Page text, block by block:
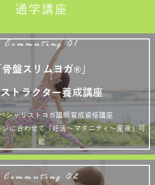
通学講座
Commuting 01
骨盤スリムヨガ®」
トラクター養成講座
シャリストヨガ講師育成資格講座
に合わせて「妊活～マタニティ～産後」可
能
Commuting 02